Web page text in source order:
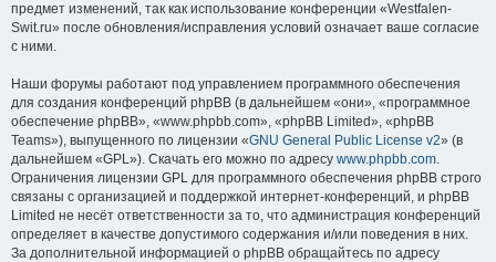
предмет изменений, так как использование конференции «Westfalen-
Swit.ru» после обновления/исправления условий означает ваше согласие
с ними.
Наши форумы работают под управлением программного обеспечения
для создания конференций phpBB (в дальнейшем «они», «программное
обеспечение phpBB», «www.phpbb.com», «phpBB Limited», «phpBB
Teams»), выпущенного по лицензии «GNU General Public License v2» (в
дальнейшем «GPL»). Скачать его можно по адресу www.phpbb.com.
Ограничения лицензии GPL для программного обеспечения phpBB строго
связаны с организацией и поддержкой интернет-конференций, и phpBB
Limited не несёт ответственности за то, что администрация конференций
определяет в качестве допустимого содержания и/или поведения в них.
За дополнительной информацией о phpBB обращайтесь по адресу